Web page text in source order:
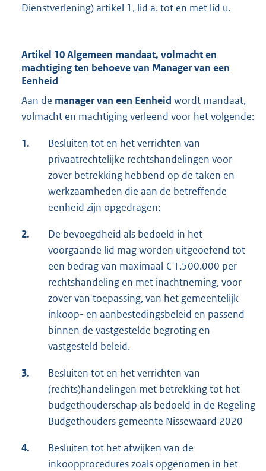
Dienstverlening) artikel 1, lid a. tot en met lid u.
Artikel 10 Algemeen mandaat, volmacht en
machtiging ten behoeve van Manager van een
Eenheid
Aan de manager van een Eenheid wordt mandaat,
volmacht en machtiging verleend voor het volgende:
1.
Besluiten tot en het verrichten van
privaatrechtelijke rechtshandelingen voor
zover betrekking hebbend op de taken en
werkzaamheden die aan de betreffende
eenheid zijn opgedragen;
2.
De bevoegdheid als bedoeld in het
voorgaande lid mag worden uitgeoefend tot
een bedrag van maximaal € 1.500.000 per
rechtshandeling en met inachtneming, voor
zover van toepassing, van het gemeentelijk
inkoop- en aanbestedingsbeleid en passend
binnen de vastgestelde begroting en
vastgesteld beleid.
3.
Besluiten tot en het verrichten van
(rechts)handelingen met betrekking tot het
budgethouderschap als bedoeld in de Regeling
Budgethouders gemeente Nissewaard 2020
4.
Besluiten tot het afwijken van de
inkoopprocedures zoals opgenomen in het